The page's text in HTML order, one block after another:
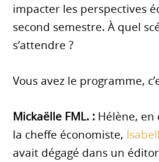
impacter les perspectives
second semestre. À quel
s’attendre ?
Vous avez le programme,
Mickaëlle FML. : Hélène, en
la cheffe économiste,
avait dégagé dans un